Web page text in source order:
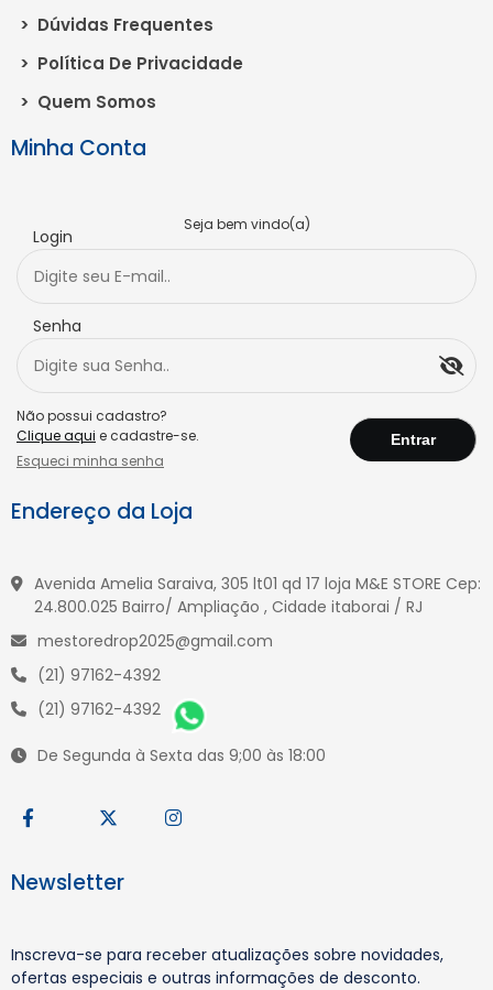
> Dúvidas Frequentes
> Política De Privacidade
> Quem Somos
Minha Conta
Seja bem vindo(a)
Login
Senha
Não possui cadastro?
Clique aqui e cadastre-se.
Esqueci minha senha
Endereço da Loja
Avenida Amelia Saraiva, 305 lt01 qd 17 loja M&E STORE Cep:
24.800.025 Bairro/ Ampliação , Cidade itaborai / RJ
mestoredrop2025@gmail.com
(21) 97162-4392
(21) 97162-4392
De Segunda à Sexta das 9;00 às 18:00
Newsletter
Inscreva-se para receber atualizações sobre novidades,
ofertas especiais e outras informações de desconto.